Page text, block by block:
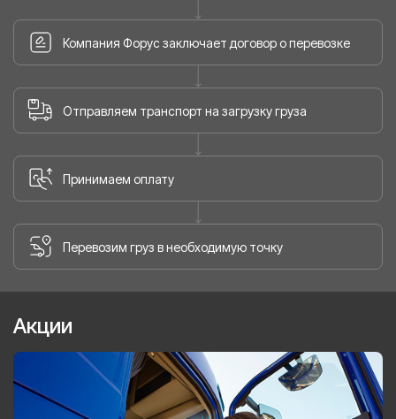
Компания Форус заключает договор о перевозке
Отправляем транспорт на загрузку груза
Принимаем оплату
Перевозим груз в необходимую точку
Акции